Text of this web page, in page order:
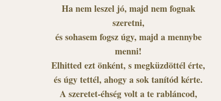
Ha nem leszel jó, majd nem fognak
szeretni,
és sohasem fogsz úgy, majd a mennybe
menni!
Elhitted ezt önként, s megküzdöttél érte,
és úgy tettél, ahogy a sok tanítód kérte.
A szeretet-éhség volt a te rabláncod,